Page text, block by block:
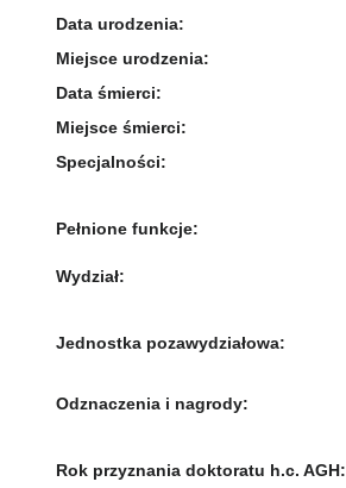
Data urodzenia:
Miejsce urodzenia:
Data śmierci:
Miejsce śmierci:
Specjalności:
Pełnione funkcje:
Wydział:
Jednostka pozawydziałowa:
Odznaczenia i nagrody:
Rok przyznania doktoratu h.c. AGH: